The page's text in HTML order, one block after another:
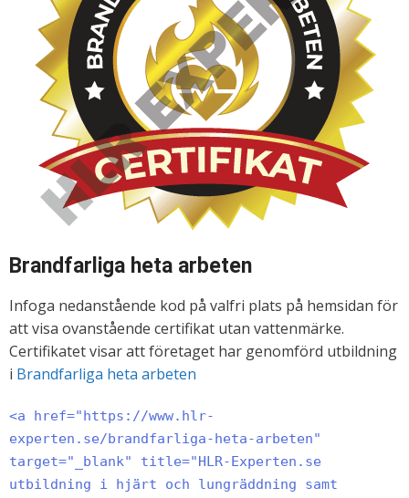
Brandfarliga heta arbeten
Infoga nedanstående kod på valfri plats på hemsidan för
att visa ovanstående certifikat utan vattenmärke.
Certifikatet visar att företaget har genomförd utbildning
i Brandfarliga heta arbeten
<a href="https://www.hlr-
experten.se/brandfarliga-heta-arbeten"
target="_blank" title="HLR-Experten.se
utbildning i hjärt och lungräddning samt